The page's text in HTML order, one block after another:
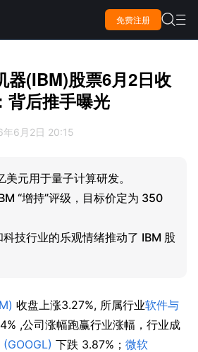
免费注册  
器(IBM)股票6月2日收
背后推手曝光
年6月2日 20:15
元用于量子计算研发。
“增持”评级，目标价定为 350
技行业的乐观情绪推动了 IBM 股
收盘上涨3.27%, 所属行业软件与
,公司涨幅跑赢行业涨幅，行业成
下跌 3.87%； 微软